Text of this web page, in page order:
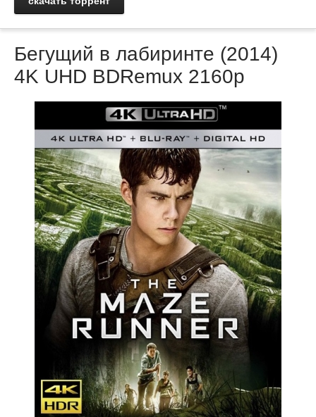
Бегущий в лабиринте (2014)
4K UHD BDRemux 2160p